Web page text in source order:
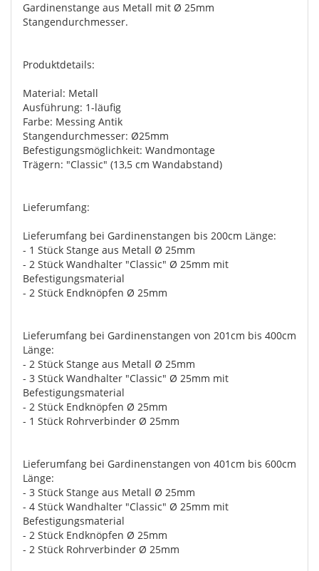
Gardinenstange aus Metall mit Ø 25mm
Stangendurchmesser.
Produktdetails:
Material: Metall
Ausführung: 1-läufig
Farbe: Messing Antik
Stangendurchmesser: Ø25mm
Befestigungsmöglichkeit: Wandmontage
Trägern: "Classic" (13,5 cm Wandabstand)
Lieferumfang:
Lieferumfang bei Gardinenstangen bis 200cm Länge:
- 1 Stück Stange aus Metall Ø 25mm
- 2 Stück Wandhalter "Classic" Ø 25mm mit
Befestigungsmaterial
- 2 Stück Endknöpfen Ø 25mm
Lieferumfang bei Gardinenstangen von 201cm bis 400cm
Länge:
- 2 Stück Stange aus Metall Ø 25mm
- 3 Stück Wandhalter "Classic" Ø 25mm mit
Befestigungsmaterial
- 2 Stück Endknöpfen Ø 25mm
- 1 Stück Rohrverbinder Ø 25mm
Lieferumfang bei Gardinenstangen von 401cm bis 600cm
Länge:
- 3 Stück Stange aus Metall Ø 25mm
- 4 Stück Wandhalter "Classic" Ø 25mm mit
Befestigungsmaterial
- 2 Stück Endknöpfen Ø 25mm
- 2 Stück Rohrverbinder Ø 25mm